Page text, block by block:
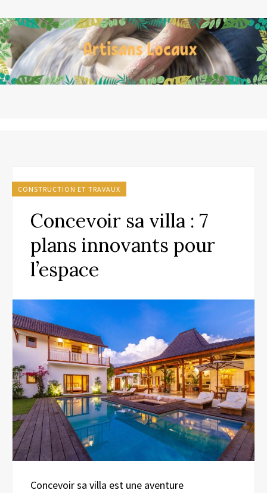
CONSTRUCTION ET TRAVAUX
Concevoir sa villa : 7
plans innovants pour
l’espace
Concevoir sa villa est une aventure